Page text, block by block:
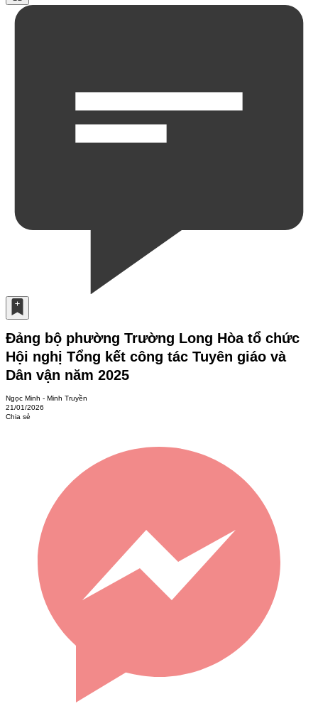
Đảng bộ phường Trường Long Hòa tổ chức
Hội nghị Tổng kết công tác Tuyên giáo và
Dân vận năm 2025
Ngọc Minh - Minh Truyền
21/01/2026
Chia sẻ